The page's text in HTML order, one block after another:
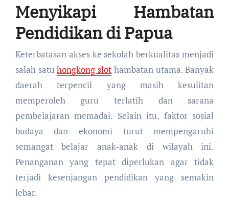
Menyikapi Hambatan
Pendidikan di Papua
Keterbatasan akses ke sekolah berkualitas menjadi
salah satuhongkong slot hambatan utama. Banyak
daerah terpencil yang masih kesulitan
memperoleh guru terlatih dan sarana
pembelajaran memadai. Selain itu, faktor sosial
budaya dan ekonomi turut mempengaruhi
semangat belajar anak-anak di wilayah ini.
Penanganan yang tepat diperlukan agar tidak
terjadi kesenjangan pendidikan yang semakin
lebar.